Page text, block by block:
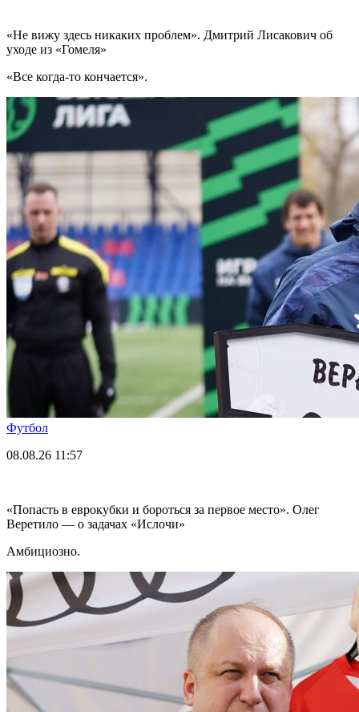
«Не вижу здесь никаких проблем». Дмитрий Лисакович об
уходе из «Гомеля»
«Все когда-то кончается».
Футбол
08.08.26 11:57
«Попасть в еврокубки и бороться за первое место». Олег
Веретило — о задачах «Ислочи»
Амбициозно.